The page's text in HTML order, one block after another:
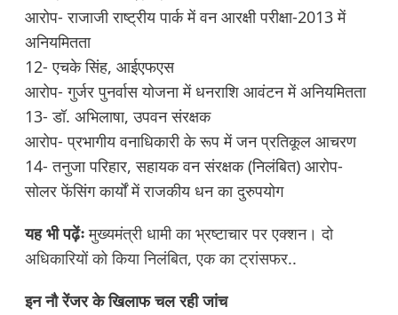
आरोप- राजाजी राष्ट्रीय पार्क में वन आरक्षी परीक्षा-2013 में
अनियमितता
12- एचके सिंह, आईएफएस
आरोप- गुर्जर पुनर्वास योजना में धनराशि आवंटन में अनियमितता
13- डॉ. अभिलाषा, उपवन संरक्षक
आरोप- प्रभागीय वनाधिकारी के रूप में जन प्रतिकूल आचरण
14- तनुजा परिहार, सहायक वन संरक्षक (निलंबित) आरोप-
सोलर फेंसिंग कार्यों में राजकीय धन का दुरुपयोग
यह भी पढ़ेंः मुख्यमंत्री धामी का भ्रष्टाचार पर एक्शन। दो
अधिकारियों को किया निलंबित, एक का ट्रांसफर..
इन नौ रेंजर के खिलाफ चल रही जांच